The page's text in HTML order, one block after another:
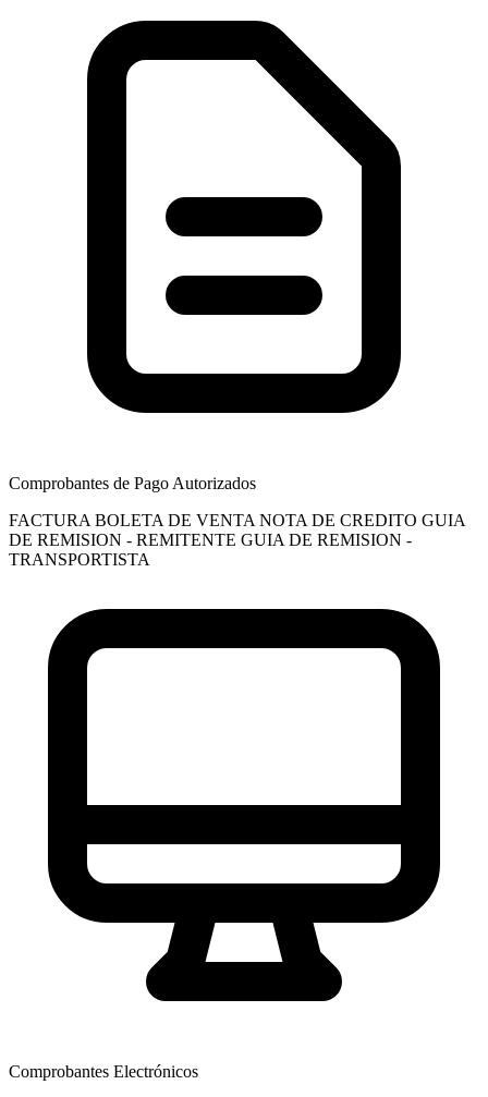
Comprobantes de Pago Autorizados
FACTURA BOLETA DE VENTA NOTA DE CREDITO GUIA
DE REMISION - REMITENTE GUIA DE REMISION -
TRANSPORTISTA
Comprobantes Electrónicos